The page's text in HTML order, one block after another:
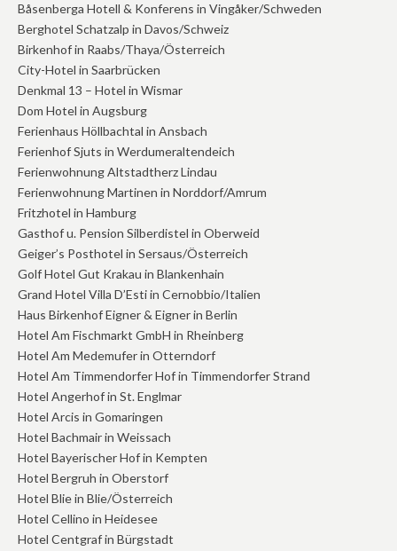
Båsenberga Hotell & Konferens in Vingåker/Schweden
Berghotel Schatzalp in Davos/Schweiz
Birkenhof in Raabs/Thaya/Österreich
City-Hotel in Saarbrücken
Denkmal 13 – Hotel in Wismar
Dom Hotel in Augsburg
Ferienhaus Höllbachtal in Ansbach
Ferienhof Sjuts in Werdumeraltendeich
Ferienwohnung Altstadtherz Lindau
Ferienwohnung Martinen in Norddorf/Amrum
Fritzhotel in Hamburg
Gasthof u. Pension Silberdistel in Oberweid
Geiger’s Posthotel in Sersaus/Österreich
Golf Hotel Gut Krakau in Blankenhain
Grand Hotel Villa D’Esti in Cernobbio/Italien
Haus Birkenhof Eigner & Eigner in Berlin
Hotel Am Fischmarkt GmbH in Rheinberg
Hotel Am Medemufer in Otterndorf
Hotel Am Timmendorfer Hof in Timmendorfer Strand
Hotel Angerhof in St. Englmar
Hotel Arcis in Gomaringen
Hotel Bachmair in Weissach
Hotel Bayerischer Hof in Kempten
Hotel Bergruh in Oberstorf
Hotel Blie in Blie/Österreich
Hotel Cellino in Heidesee
Hotel Centgraf in Bürgstadt